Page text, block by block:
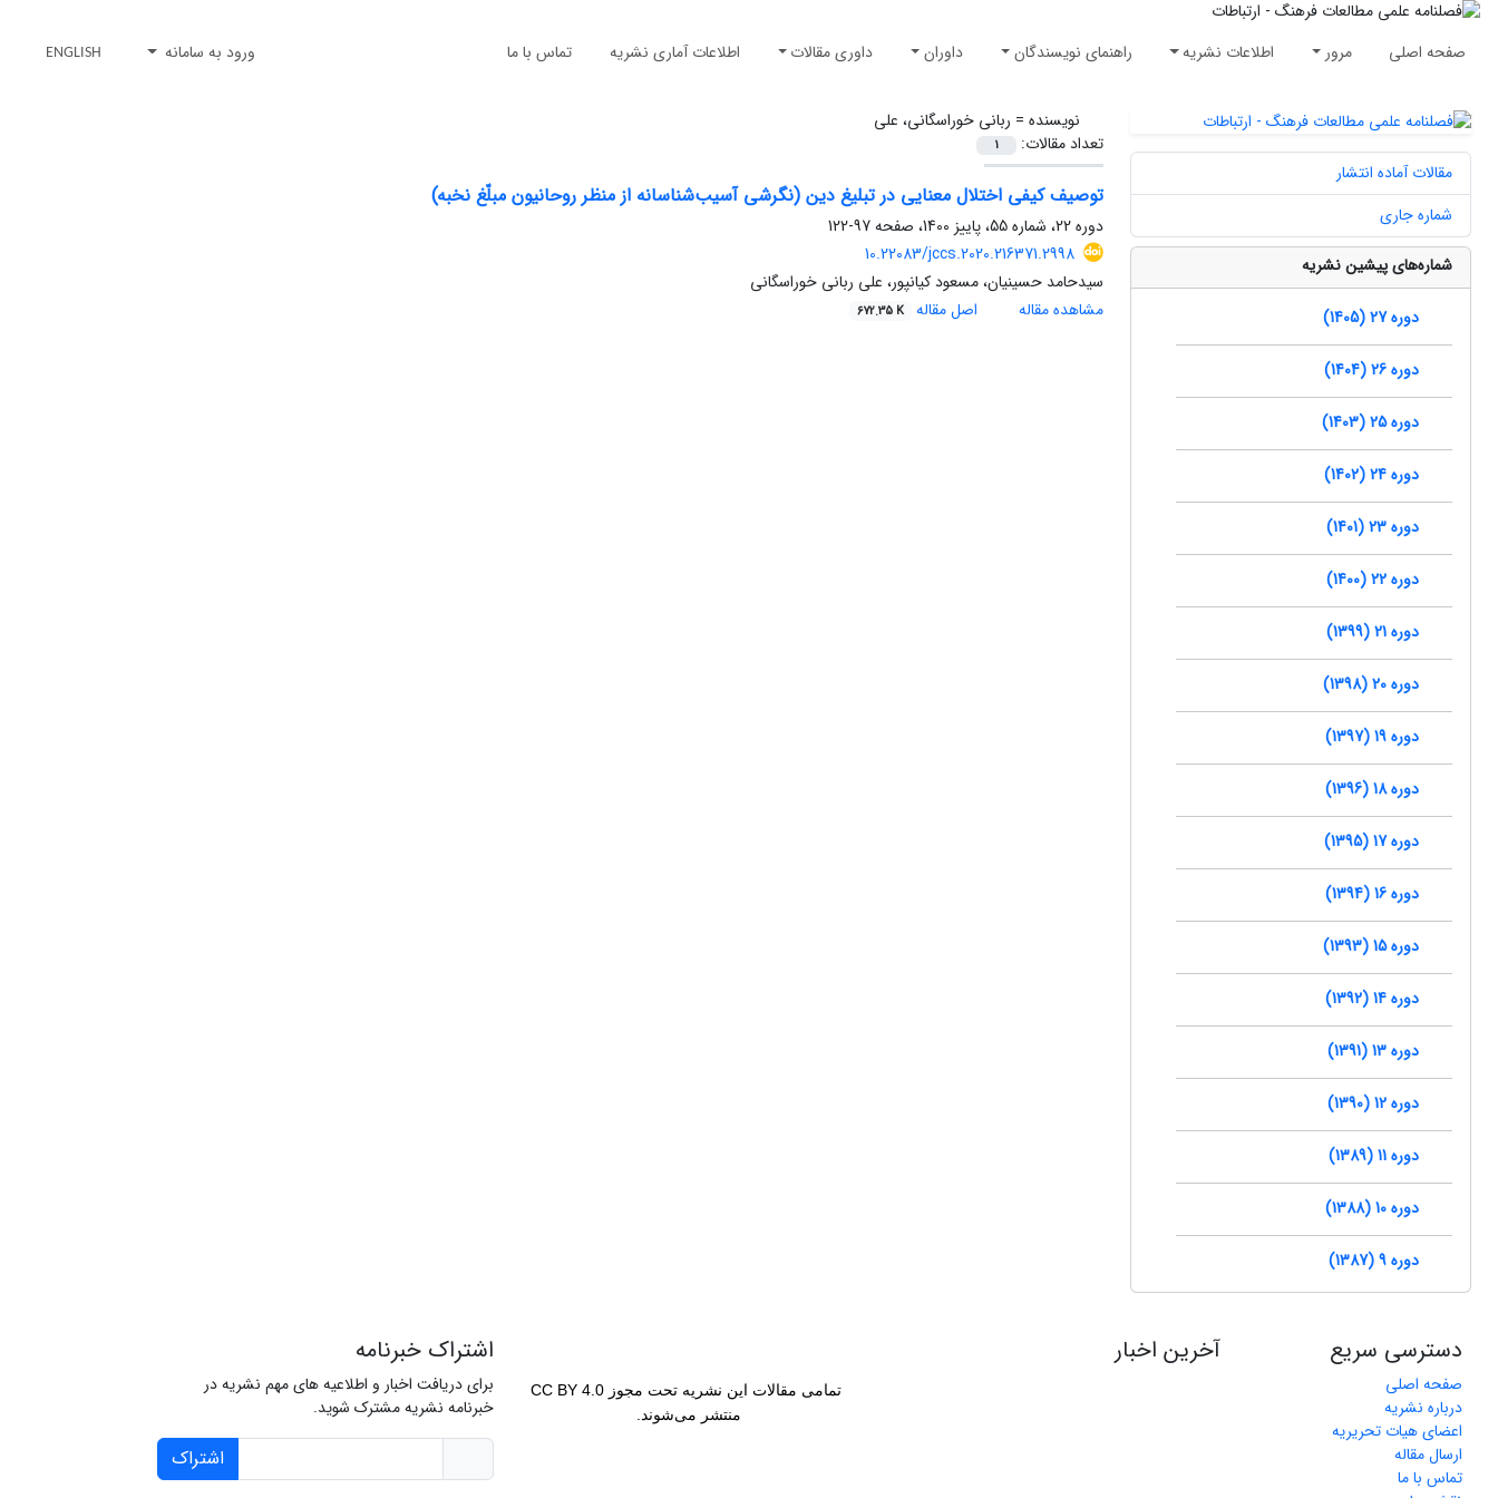
صفحه اصلی مرور اطلاعات نشریه راهنمای نویسندگان داوران داوری مقالات اطلاعات آماری نشریه تماس با ما ورود به سامانه ENGLISH
نویسنده = ربانی خوراسگانی، علی
تعداد مقالات:
1
توصیف کیفی اختلال معنایی در تبلیغ دین (نگرشی آسیب‌‌‌‌شناسانه از منظر روحانیون مبلّغ نخبه)
دوره 22، شماره 55، پاییز 1400، صفحه
97-122
10.22083/jccs.2020.216371.2998
سیدحامد حسینیان، مسعود کیانپور، علی ربانی خوراسگانی
مشاهده مقاله
اصل مقاله 672.35 K
مقالات آماده انتشار
شماره جاری
شماره‌های پیشین نشریه
دوره 27 (1405)
دوره 26 (1404)
دوره 25 (1403)
دوره 24 (1402)
دوره 23 (1401)
دوره 22 (1400)
دوره 21 (1399)
دوره 20 (1398)
دوره 19 (1397)
دوره 18 (1396)
دوره 17 (1395)
دوره 16 (1394)
دوره 15 (1393)
دوره 14 (1392)
دوره 13 (1391)
دوره 12 (1390)
دوره 11 (1389)
دوره 10 (1388)
دوره 9 (1387)
دسترسی سریع
صفحه اصلی
درباره نشریه
اعضای هیات تحریریه
ارسال مقاله
تماس با ما
آخرین اخبار
تمامی مقالات این نشریه تحت مجوز CC BY 4.0
منتشر می‌شوند.
اشتراک خبرنامه
برای دریافت اخبار و اطلاعیه های مهم نشریه در
خبرنامه نشریه مشترک شوید.
اشتراک